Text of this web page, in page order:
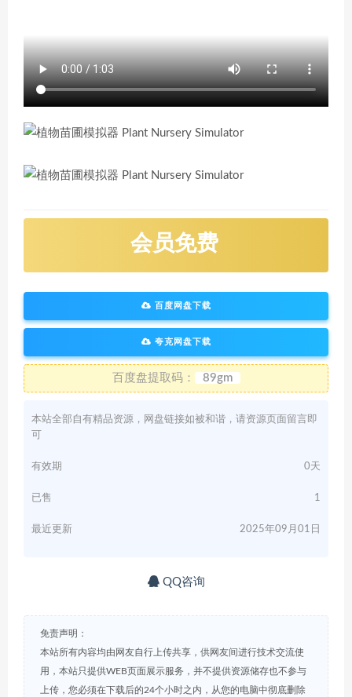
会员免费
百度网盘下载
夸克网盘下载
百度盘提取码： 89gm
本站全部自有精品资源，网盘链接如被和谐，请资源页面留言即
可
有效期 0天
已售 1
最近更新 2025年09月01日
QQ咨询
免责声明：
本站所有内容均由网友自行上传共享，供网友间进行技术交流使
用，本站只提供WEB页面展示服务，并不提供资源储存也不参与
上传，您必须在下载后的24个小时之内，从您的电脑中彻底删除